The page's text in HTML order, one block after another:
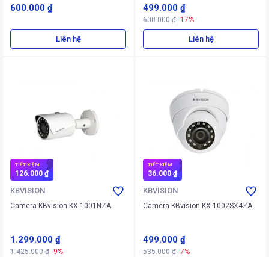
600.000 ₫
Liên hệ
499.000 ₫
600.000 ₫ -17%
Liên hệ
TIẾT KIỆM
126.000 ₫
KBVISION
Camera KBvision KX-1001NZA
1.299.000 ₫
1.425.000 ₫ -9%
TIẾT KIỆM
36.000 ₫
KBVISION
Camera KBvision KX-1002SX4ZA
499.000 ₫
535.000 ₫ -7%